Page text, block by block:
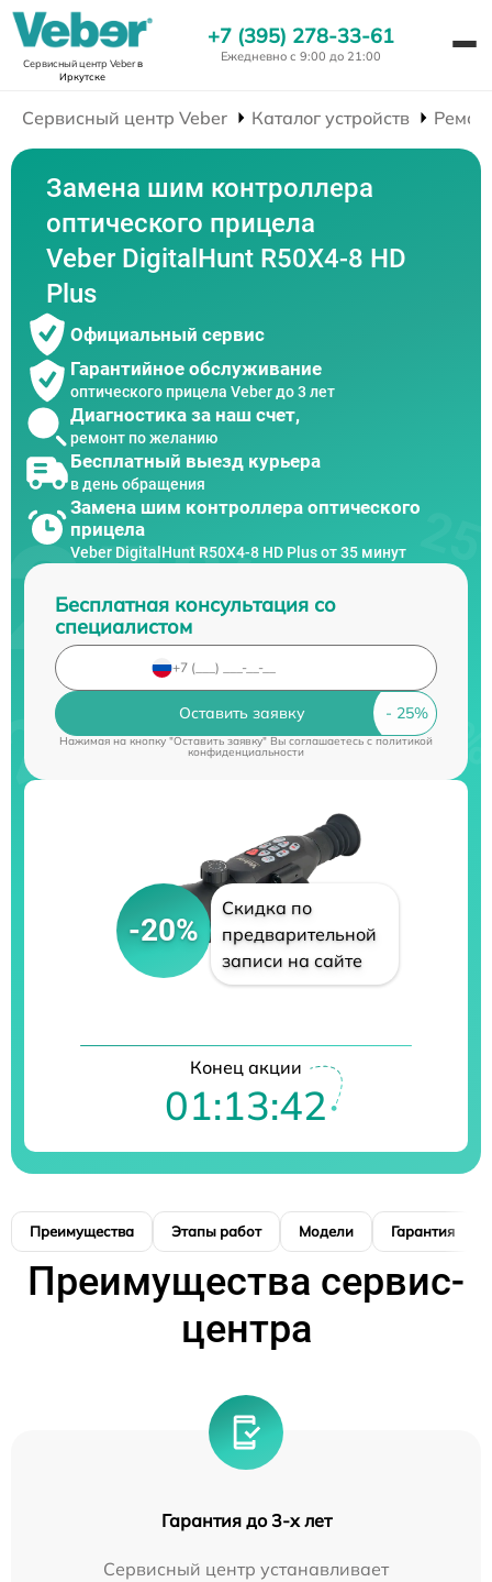
Сервисный центр Veberв
Иркутске
+7 (395) 278-33-61
Ежедневно с 9:00 до 21:00
Сервисный центр Veber Каталог устройств
Замена шим контроллера
оптического прицела
Veber DigitalHunt R50X4-8 HD
Plus
Официальный сервис
Гарантийное обслуживание
оптического прицела Veber до 3 лет
Диагностика за наш счет,
ремонт по желанию
Бесплатный выезд курьера
в день обращения
Замена шим контроллера оптического
прицела
Veber DigitalHunt R50X4-8 HD Plus от 35 минут
Бесплатная консультация со
специалистом
Оставить заявку
Нажимая на кнопку "Оставить заявку" Вы соглашаетесь cполитикой
конфиденциальности
-20%
Скидка по
предварительной
записи на сайте
Конец акции
01:13:41
Преимущества Этапы работ Модели Гарантия
Преимущества сервис-
центра
Гарантия до 3-х лет
Сервисный центр устанавливает